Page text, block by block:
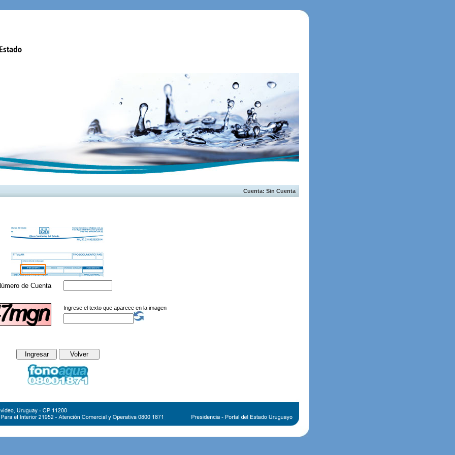
Cuenta: Sin Cuenta
de Cuenta
Ingrese el texto que aparece en la imagen